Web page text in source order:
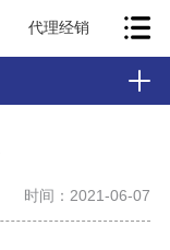
代理经销
时间：2021-06-07